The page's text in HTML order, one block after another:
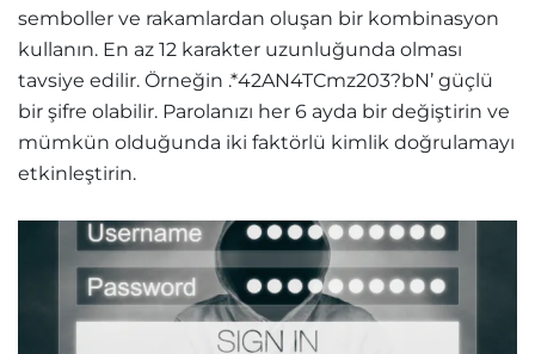
semboller ve rakamlardan oluşan bir kombinasyon
kullanın. En az 12 karakter uzunluğunda olması
tavsiye edilir. Örneğin .*42AN4TCmz203?bN’ güçlü
bir şifre olabilir. Parolanızı her 6 ayda bir değiştirin ve
mümkün olduğunda iki faktörlü kimlik doğrulamayı
etkinleştirin.